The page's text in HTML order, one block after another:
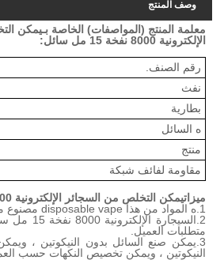
الخاصة بـيمكن التخلص من السجائر
:
8000 نفخة 15 مل سائل
:
مصنوع من الستانلس ستيل.
يمكن تخصيصها حسب
النيكوتين ، ويمكن أيضًا صنع السائل بملح
النكهات حسب العميل’اختيار ق.